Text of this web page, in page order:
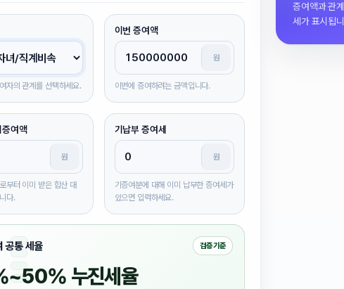
자의 관계를 선택하세요.
이번 증여액
원
이번에 증여하려는 금액입니다.
여액
원
부터 이미 받은 합산 대
다.
기납부 증여세
원
기증여분에 대해 이미 납부한 증여세가
있으면 입력하세요.
공통 세율 검증 기준
누진세율
증여액과 관
세가 표시됩